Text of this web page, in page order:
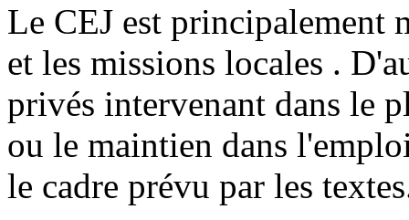
Le CEJ est principalement
et les missions locales .
privés intervenant dans le
ou le maintien dans
le cadre prévu par les